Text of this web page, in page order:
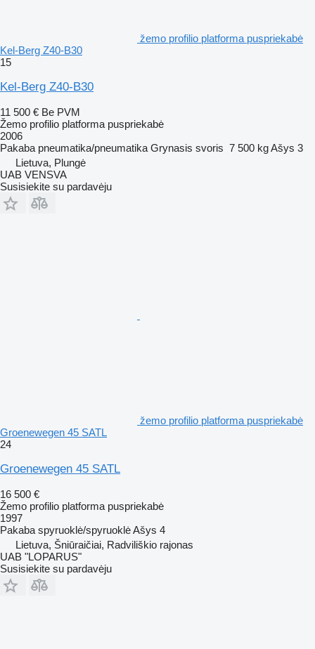
žemo profilio platforma puspriekabė
Kel-Berg Z40-B30
15
Kel-Berg Z40-B30
11 500 € Be PVM
Žemo profilio platforma puspriekabė
2006
Pakaba pneumatika/pneumatika Grynasis svoris 7 500 kgAšys 3
Lietuva, Plungė
UAB VENSVA
Susisiekite su pardavėju
žemo profilio platforma puspriekabė
Groenewegen 45 SATL
24
Groenewegen 45 SATL
16 500 €
Žemo profilio platforma puspriekabė
1997
Pakaba spyruoklė/spyruoklėAšys 4
Lietuva, Šniūraičiai, Radviliškio rajonas
UAB "LOPARUS"
Susisiekite su pardavėju